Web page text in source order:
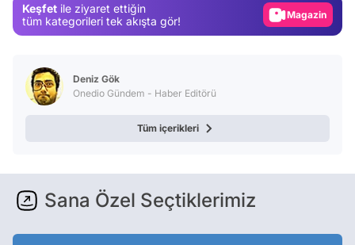
Keşfet ile ziyaret ettiğin
tüm kategorileri tek akışta gör!
Magazin
Deniz Gök
Onedio Gündem - Haber Editörü
Tüm içerikleri
Sana Özel Seçtiklerimiz